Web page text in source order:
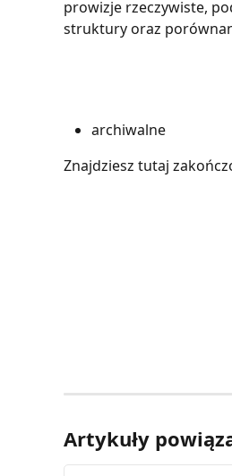
prowizje rzeczywiste,
struktury oraz
archiwalne
Znajdziesz tutaj
Artykuły